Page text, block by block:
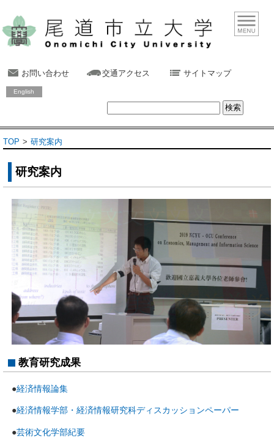
お問い合わせ 交通アクセス サイトマップ
English
TOP 研究案内
研究案内
教育研究成果
●経済情報論集
●経済情報学部・経済情報研究科ディスカッションペーパー
●芸術文化学部紀要